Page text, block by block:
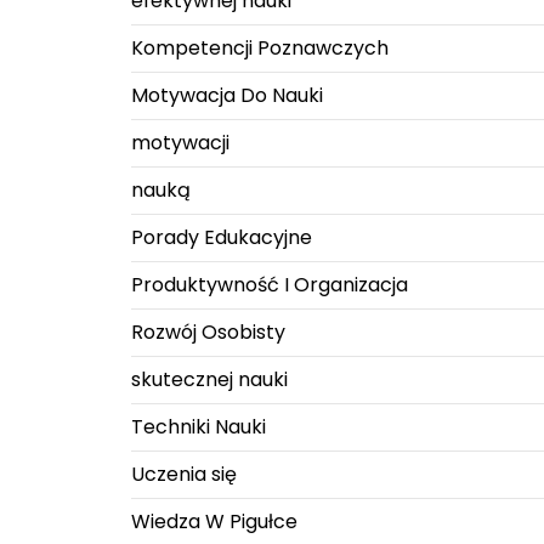
Kompetencji Poznawczych
Motywacja Do Nauki
motywacji
nauką
Porady Edukacyjne
Produktywność I Organizacja
Rozwój Osobisty
skutecznej nauki
Techniki Nauki
Uczenia się
Wiedza W Pigułce